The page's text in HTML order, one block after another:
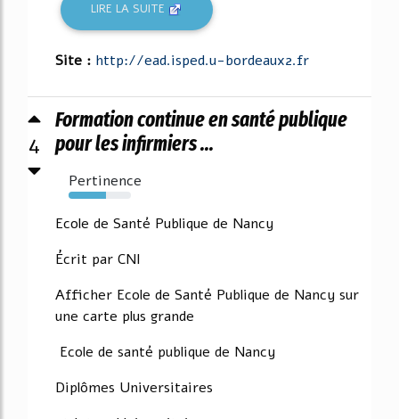
LIRE LA SUITE
Site : http://ead.isped.u-bordeaux2.fr
4
Formation continue en santé publique
pour les infirmiers ...
Pertinence
60%
Ecole de Santé Publique de Nancy
Écrit par CNI
Afficher Ecole de Santé Publique de Nancy sur
une carte plus grande
Ecole de santé publique de Nancy
Diplômes Universitaires